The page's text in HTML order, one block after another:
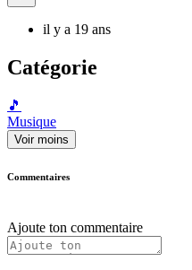
il y a 19 ans
Catégorie
🎵
Musique
Voir moins
Commentaires
Ajoute ton commentaire